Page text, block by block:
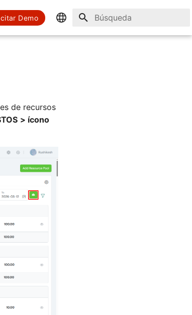
Demo
Inicializando búsqueda
de recursos
> ícono